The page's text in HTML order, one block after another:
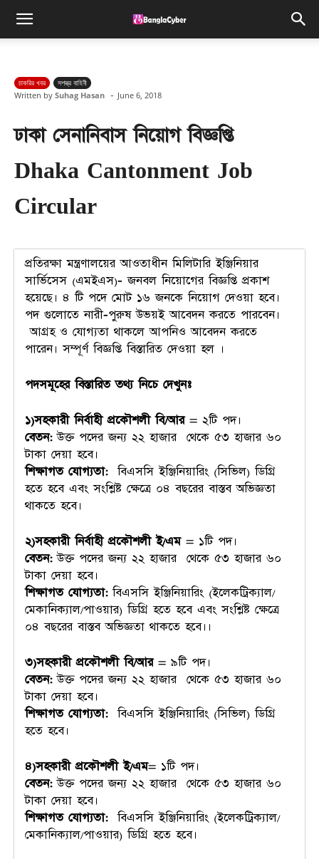
চাকরির খবর সশস্ত্র বাহিনী
Written by Suhag Hasan - June 6, 2018
ঢাকা সেনানিবাস নিয়োগ বিজ্ঞপ্তি
Dhaka Cantonment Job
Circular
প্রতিরক্ষা মন্ত্রণালয়ের আওতাধীন মিলিটারি ইঞ্জিনিয়ার
সার্ভিসেস (এমইএস)- জনবল নিয়োগের বিজ্ঞপ্তি প্রকাশ
হয়েছে। ৪ টি পদে মোট ১৬ জনকে নিয়োগ দেওয়া হবে।
পদ গুলোতে নারী-পুরুষ উভয়ই আবেদন করতে পারবেন।
আগ্রহ ও যোগ্যতা থাকলে আপনিও আবেদন করতে
পারেন। সম্পূর্ণ বিজ্ঞপ্তি বিস্তারিত দেওয়া হল ।
পদসমূহের বিস্তারিত তথ্য নিচে দেখুনঃ
১)সহকারী নির্বাহী প্রকৌশলী বি/আর= ২টি পদ।
বেতন:উক্ত পদের জন্য ২২ হাজার থেকে ৫৩ হাজার ৬০
টাকা দেয়া হবে।
শিক্ষাগত যোগ্যতা: বিএসসি ইঞ্জিনিয়ারিং (সিভিল) ডিগ্রি
হতে হবে এবং সংশ্লিষ্ট ক্ষেত্রে ০৪ বছরের বাস্তব অভিজ্ঞতা
থাকতে হবে।
২)সহকারী নির্বাহী প্রকৌশলী ই/এম= ১টি পদ।
বেতন:উক্ত পদের জন্য ২২ হাজার থেকে ৫৩ হাজার ৬০
টাকা দেয়া হবে।
শিক্ষাগত যোগ্যতা:বিএসসি ইঞ্জিনিয়ারিং (ইলেকট্রিক্যাল/
মেকানিক্যাল/পাওয়ার) ডিগ্রি হতে হবে এবং সংশ্লিষ্ট ক্ষেত্রে
০৪ বছরের বাস্তব অভিজ্ঞতা থাকতে হবে।।
৩)সহকারী প্রকৌশলী বি/আর= ৯টি পদ।
বেতন:উক্ত পদের জন্য ২২ হাজার থেকে ৫৩ হাজার ৬০
টাকা দেয়া হবে।
শিক্ষাগত যোগ্যতা:বিএসসি ইঞ্জিনিয়ারিং (সিভিল) ডিগ্রি
হতে হবে।
৪)সহকারী প্রকৌশলী ই/এম= ১টি পদ।
বেতন:উক্ত পদের জন্য ২২ হাজার থেকে ৫৩ হাজার ৬০
টাকা দেয়া হবে।
শিক্ষাগত যোগ্যতা: বিএসসি ইঞ্জিনিয়ারিং (ইলেকট্রিক্যাল/
মেকানিক্যাল/পাওয়ার) ডিগ্রি হতে হবে।